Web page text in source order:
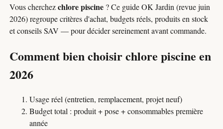
Vous cherchezchlore piscine ? Ce guide OK Jardin (revue juin
2026) regroupe critères d'achat, budgets réels, produits en stock
et conseils SAV — pour décider sereinement avant commande.
Comment bien choisir chlore piscine en
2026
Usage réel (entretien, remplacement, projet neuf)
Budget total : produit + pose + consommables première
année